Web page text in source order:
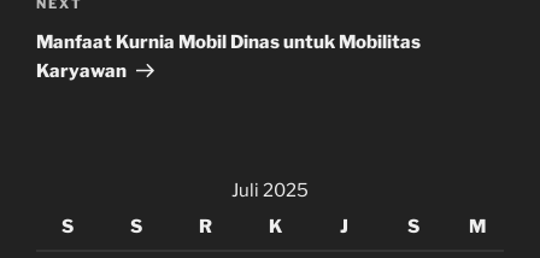
Next
Post
Manfaat Kurnia Mobil Dinas untuk Mobilitas
Karyawan
Juli 2025
S
S R K J S M